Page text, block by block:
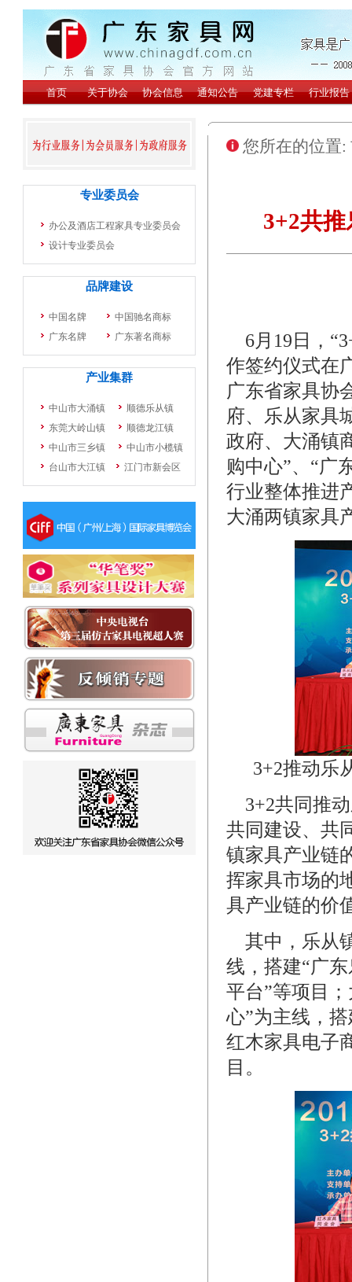
您所在的位置:
3+2共
6月19日，
作签约仪式在
广东省家具协
府、乐从家具
政府、大涌镇
购中心”、“广
行业整体推进
大涌两镇家具
3+2推动乐
3+2共同推动
共同建设、共
镇家具产业链
挥家具市场的
具产业链的价
其中，乐从
线，搭建“广
平台”等项目
心”为主线，
红木家具电子
目。